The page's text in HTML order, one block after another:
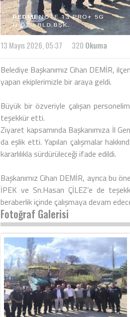
13 Mayıs 2026, 05:37 320 Okuma
Belediye Başkanımız Cihan DEMİR,
yapan ekiplerimizle bir araya geldi.
Büyük bir özveriyle çalışan
teşekkür etti.
Ziyaret kapsamında Başkanımıza İl
da eşlik etti. Yapılan çalışmalar
kararlılıkla sürdürüleceği ifade edildi.
Başkanımız Cihan DEMİR, ayrıca bu
İPEK ve Sn.Hasan ÇİLEZ’e de
beraberlik içinde çalışmaya devam
Fotoğraf Galerisi